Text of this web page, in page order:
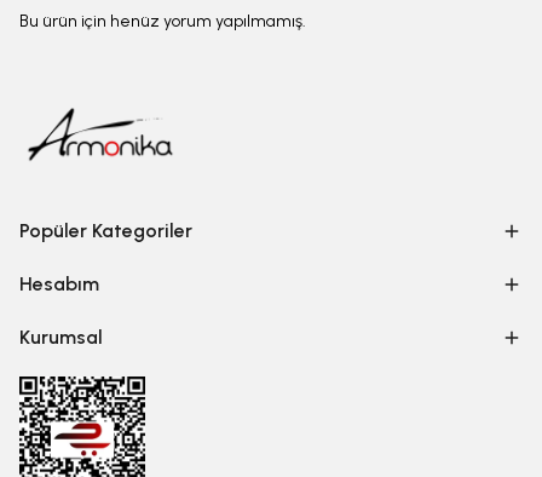
Bu ürün için henüz yorum yapılmamış.
Popüler Kategoriler
Hesabım
Kurumsal